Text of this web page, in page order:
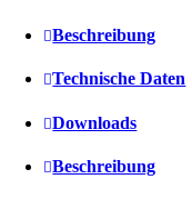
Beschreibung
Technische Daten
Downloads
Beschreibung